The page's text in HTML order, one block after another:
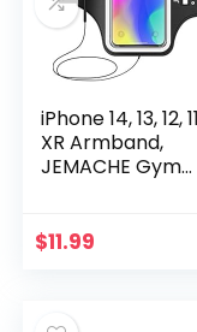
iPhone 14, 13, 12,
XR Armband,
JEMACHE Gym
Band Case voor
$11.99